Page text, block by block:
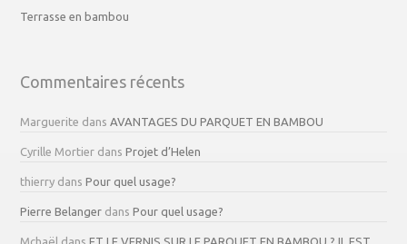
Terrasse en bambou
Commentaires récents
Marguerite dansAVANTAGES DU PARQUET EN BAMBOU
Cyrille Mortier dansProjet d’Helen
thierry dansPour quel usage?
Pierre Belanger dansPour quel usage?